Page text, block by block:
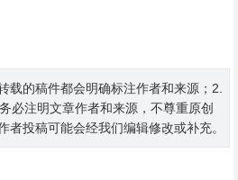
载的稿件都会明确标注作者和来源；2.
必注明文章作者和来源，不尊重原创
者投稿可能会经我们编辑修改或补充。